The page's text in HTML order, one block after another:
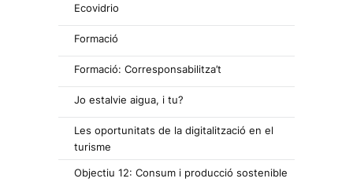
Ecovidrio
Formació
Formació: Corresponsabilitza’t
Jo estalvie aigua, i tu?
Les oportunitats de la digitalització en el
turisme
Objectiu 12: Consum i producció sostenible